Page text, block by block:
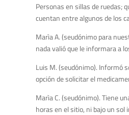
Personas en sillas de ruedas;
cuentan entre algunos de los
Marìa A. (seudónimo para
nada valió que le informara a
Luis M. (seudónimo). Informó
opción de solicitar el
Marìa C. (seudónimo). Tiene
horas en el sitio, ni bajo un sol